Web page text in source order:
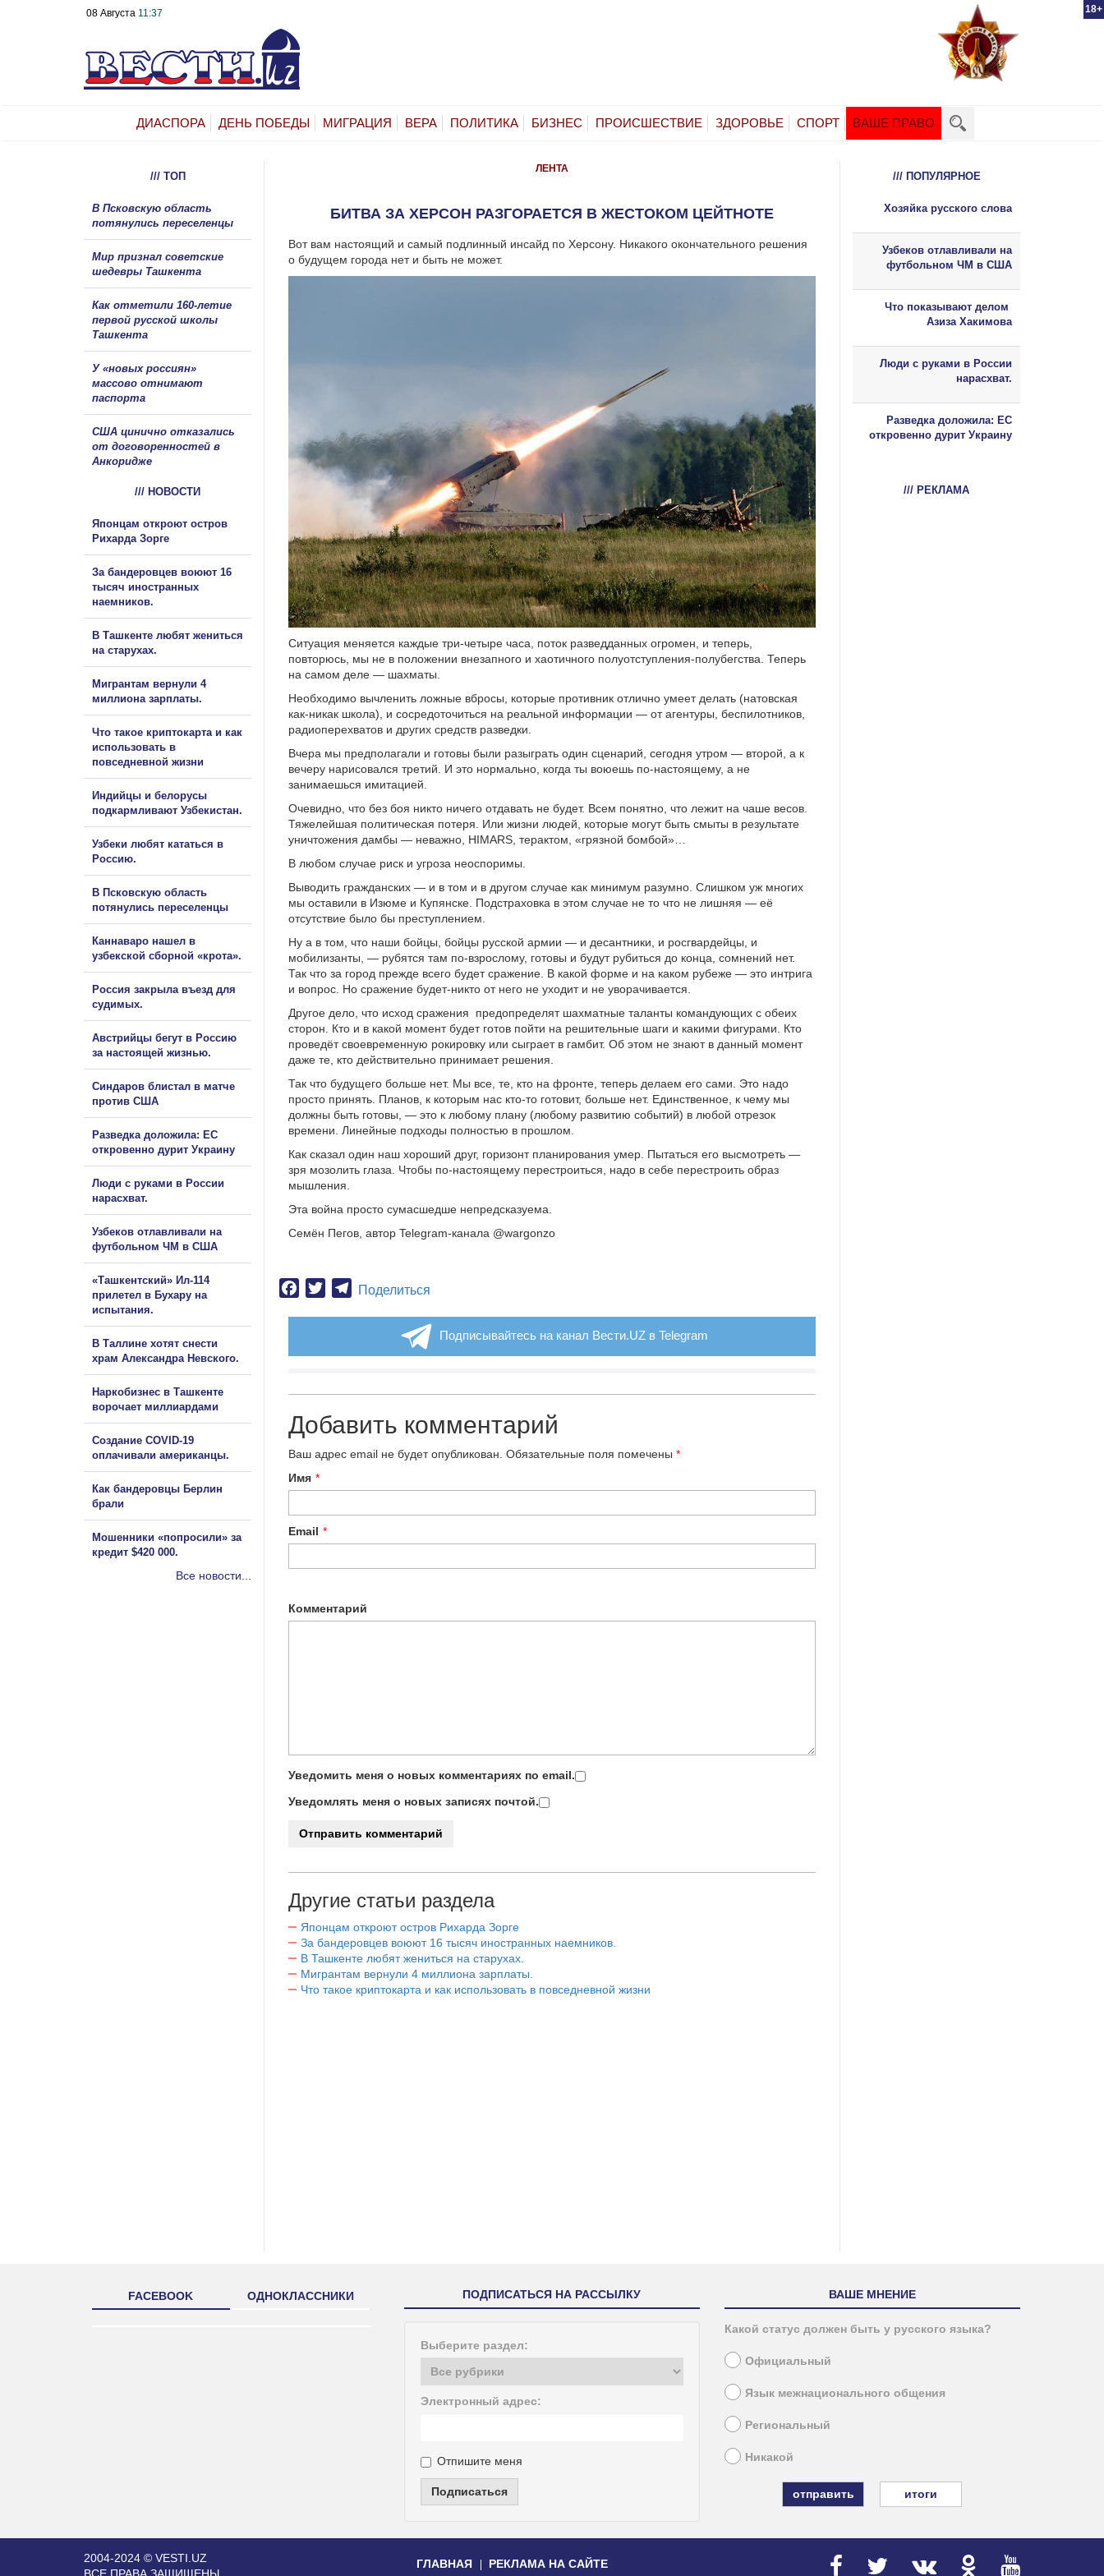
18+
08 Августа 11:37
ДИАСПОРА ДЕНЬ ПОБЕДЫ МИГРАЦИЯ ВЕРА ПОЛИТИКА БИЗНЕС ПРОИСШЕСТВИЕ ЗДОРОВЬЕ СПОРТ ВАШЕ ПРАВО
ЛЕНТА
БИТВА ЗА ХЕРСОН РАЗГОРАЕТСЯ В ЖЕСТОКОМ ЦЕЙТНОТЕ
Вот вам настоящий и самый подлинный инсайд по Херсону. Никакого окончательного решения
о будущем города нет и быть не может.
Ситуация меняется каждые три-четыре часа, поток разведданных огромен, и теперь,
повторюсь, мы не в положении внезапного и хаотичного полуотступления-полубегства. Теперь
на самом деле — шахматы.
Необходимо вычленить ложные вбросы, которые противник отлично умеет делать (натовская
как-никак школа), и сосредоточиться на реальной информации — от агентуры, беспилотников,
радиоперехватов и других средств разведки.
Вчера мы предполагали и готовы были разыграть один сценарий, сегодня утром — второй, а к
вечеру нарисовался третий. И это нормально, когда ты воюешь по-настоящему, а не
занимаешься имитацией.
Очевидно, что без боя никто ничего отдавать не будет. Всем понятно, что лежит на чаше весов.
Тяжелейшая политическая потеря. Или жизни людей, которые могут быть смыты в результате
уничтожения дамбы — неважно, HIMARS, терактом, «грязной бомбой»…
В любом случае риск и угроза неоспоримы.
Выводить гражданских — и в том и в другом случае как минимум разумно. Слишком уж многих
мы оставили в Изюме и Купянске. Подстраховка в этом случае не то что не лишняя — её
отсутствие было бы преступлением.
Ну а в том, что наши бойцы, бойцы русской армии — и десантники, и росгвардейцы, и
мобилизанты, — рубятся там по-взрослому, готовы и будут рубиться до конца, сомнений нет.
Так что за город прежде всего будет сражение. В какой форме и на каком рубеже — это интрига
и вопрос. Но сражение будет-никто от него не уходит и не уворачивается.
Другое дело, что исход сражения предопределят шахматные таланты командующих с обеих
сторон. Кто и в какой момент будет готов пойти на решительные шаги и какими фигурами. Кто
проведёт своевременную рокировку или сыграет в гамбит. Об этом не знают в данный момент
даже те, кто действительно принимает решения.
Так что будущего больше нет. Мы все, те, кто на фронте, теперь делаем его сами. Это надо
просто принять. Планов, к которым нас кто-то готовит, больше нет. Единственное, к чему мы
должны быть готовы, — это к любому плану (любому развитию событий) в любой отрезок
времени. Линейные подходы полностью в прошлом.
Как сказал один наш хороший друг, горизонт планирования умер. Пытаться его высмотреть —
зря мозолить глаза. Чтобы по-настоящему перестроиться, надо в себе перестроить образ
мышления.
Эта война просто сумасшедше непредсказуема.
Семён Пегов, автор Telegram-канала @wargonzo
Facebook
TwitterTelegram
Поделиться
Подписывайтесь на канал Вести.UZ в Telegram
Добавить комментарий
Ваш адрес email не будет опубликован. Обязательные поля помечены *
Имя *
Email *
Комментарий
Уведомить меня о новых комментариях по email.
Уведомлять меня о новых записях почтой.
Другие статьи раздела
Японцам откроют остров Рихарда Зорге
За бандеровцев воюют 16 тысяч иностранных наемников.
В Ташкенте любят жениться на старухах.
Мигрантам вернули 4 миллиона зарплаты.
Что такое криптокарта и как использовать в повседневной жизни
/// ТОП
В Псковскую область
потянулись переселенцы
Мир признал советские
шедевры Ташкента
Как отметили 160-летие
первой русской школы
Ташкента
У «новых россиян»
массово отнимают
паспорта
США цинично отказались
от договоренностей в
Анкоридже
/// НОВОСТИ
Японцам откроют остров
Рихарда Зорге
За бандеровцев воюют 16
тысяч иностранных
наемников.
В Ташкенте любят жениться
на старухах.
Мигрантам вернули 4
миллиона зарплаты.
Что такое криптокарта и как
использовать в
повседневной жизни
Индийцы и белорусы
подкармливают Узбекистан.
Узбеки любят кататься в
Россию.
В Псковскую область
потянулись переселенцы
Каннаваро нашел в
узбекской сборной «крота».
Россия закрыла въезд для
судимых.
Австрийцы бегут в Россию
за настоящей жизнью.
Синдаров блистал в матче
против США
Разведка доложила: ЕС
откровенно дурит Украину
Люди с руками в России
нарасхват.
Узбеков отлавливали на
футбольном ЧМ в США
«Ташкентский» Ил-114
прилетел в Бухару на
испытания.
В Таллине хотят снести
храм Александра Невского.
Наркобизнес в Ташкенте
ворочает миллиардами
Создание COVID-19
оплачивали американцы.
Как бандеровцы Берлин
брали
Мошенники «попросили» за
кредит $420 000.
Все новости...
/// ПОПУЛЯРНОЕ
Хозяйка русского слова
Узбеков отлавливали на
футбольном ЧМ в США
Что показывают делом
Азиза Хакимова
Люди с руками в России
нарасхват.
Разведка доложила: ЕС
откровенно дурит Украину
/// РЕКЛАМА
FACEBOOK ОДНОКЛАССНИКИ ПОДПИСАТЬСЯ НА РАССЫЛКУ
Выберите раздел:
Электронный адрес:
Отпишите меня
Подписаться
ВАШЕ МНЕНИЕ
Какой статус должен быть у русского языка?
Официальный
Язык межнационального общения
Региональный
Никакой
итоги
2004-2024 © VESTI.UZ
ВСЕ ПРАВА ЗАЩИЩЕНЫ
ГЛАВНАЯ РЕКЛАМА НА САЙТЕ